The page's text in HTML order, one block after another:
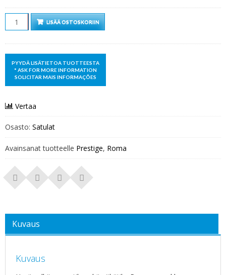
Määrä LISÄÄ OSTOSKORIIN
Vertaa
Osasto: Satulat
Avainsanat tuotteelle Prestige, Roma
Kuvaus
Kuvaus